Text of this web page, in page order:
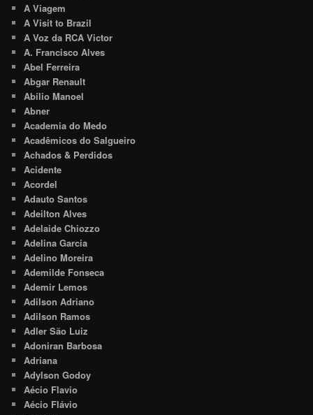
A Viagem
A Visit to Brazil
A Voz da RCA Victor
A. Francisco Alves
Abel Ferreira
Abgar Renault
Abílio Manoel
Abner
Academia do Medo
Acadêmicos do Salgueiro
Achados & Perdidos
Acidente
Acordel
Adauto Santos
Adeilton Alves
Adelaide Chiozzo
Adelina Garcia
Adelino Moreira
Ademilde Fonseca
Ademir Lemos
Adilson Adriano
Adilson Ramos
Adler São Luiz
Adoniran Barbosa
Adriana
Adylson Godoy
Aécio Flavio
Aécio Flávio